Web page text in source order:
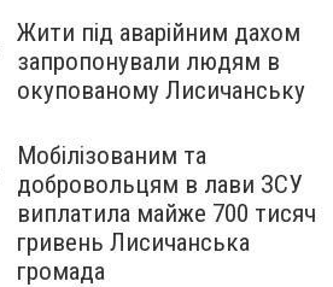
Жити під аварійним дахом
запропонували людям в
окупованому Лисичанську
Мобілізованим та
добровольцям в лави ЗСУ
виплатила майже 700 тисяч
гривень Лисичанська
громада